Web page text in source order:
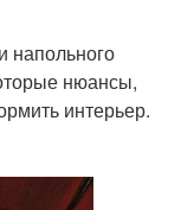
напольного
нюансы,
интерьер.